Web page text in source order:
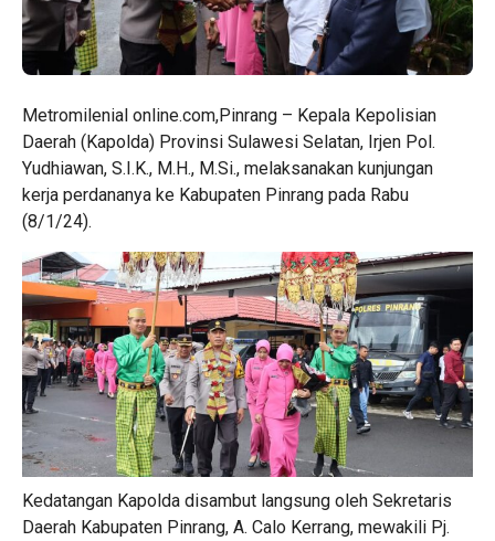
Metromilenial online.com,Pinrang – Kepala Kepolisian
Daerah (Kapolda) Provinsi Sulawesi Selatan, Irjen Pol.
Yudhiawan, S.I.K., M.H., M.Si., melaksanakan kunjungan
kerja perdananya ke Kabupaten Pinrang pada Rabu
(8/1/24).
Kedatangan Kapolda disambut langsung oleh Sekretaris
Daerah Kabupaten Pinrang, A. Calo Kerrang, mewakili Pj.